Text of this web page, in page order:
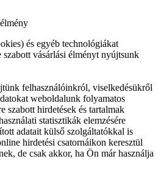
és egyéb technológiákat
vásárlási élményt nyújtsunk
felhasználóinkról, viselkedésükről
weboldalunk folyamatos
szabott hirdetések és tartalmak
statisztikák elemzésére
adatait külső szolgáltatókkal is
hirdetési csatornáikon keresztül
de csak akkor, ha Ön már használja